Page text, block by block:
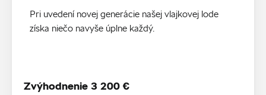
Pri uvedení novej generácie našej vlajkovej lode
získa niečo navyše úplne každý.
Zvýhodnenie 3 200 €